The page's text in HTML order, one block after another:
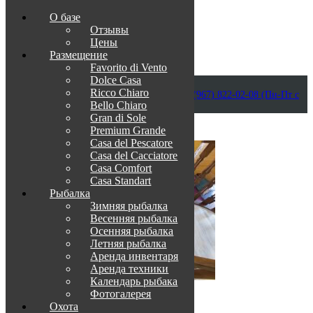
Приветствуем в Венеции на Каспии!
info@otdih-v-astrakhani.ru Как нас найти
+7 (967) 822-02-08 (Пн-Пт с
09:00 до 18:00)
Забронировать
О нас
О базе
Отзывы
Цены
Размещение
Favorito di Vento
Dolce Casa
Ricco Chiaro
Bello Chiaro
Gran di Sole
Premium Grande
Casa del Pescatore
Casa del Cacсiatore
Casa Comfort
Casa Standart
Рыбалка
Зимняя рыбалка
Весенняя рыбалка
Осенняя рыбалка
Летняя рыбалка
Аренда инвентаря
Аренда техники
Календарь рыбака
Фотогалерея
Охота